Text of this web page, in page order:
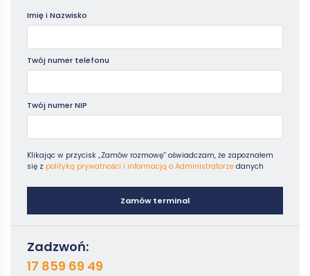
Imię i Nazwisko
Twój numer telefonu
Twój numer NIP
Klikając w przycisk „Zamów rozmowę” oświadczam, że zapoznałem
się z polityką prywatności i informacją o Administratorze danych
Zamów terminal
Zadzwoń:
17 859 69 49